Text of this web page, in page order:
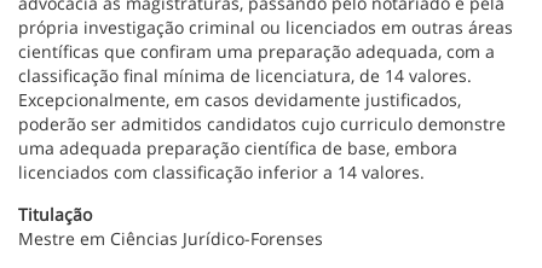
própria investigação criminal ou licenciados em outras áreas
científicas que confiram uma preparação adequada, com a
classificação final mínima de licenciatura, de 14 valores.
Excepcionalmente, em casos devidamente justificados,
poderão ser admitidos candidatos cujo curriculo demonstre
uma adequada preparação científica de base, embora
licenciados com classificação inferior a 14 valores.
Titulação
Mestre em Ciências Jurídico-Forenses